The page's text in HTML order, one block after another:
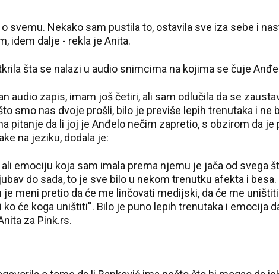
svemu. Nekako sam pustila to, ostavila sve iza sebe i
idem dalje - rekla je Anita.
šta se nalazi u audio snimcima na kojima se čuje
audio zapis, imam još četiri, ali sam odlučila da se
smo nas dvoje prošli, bilo je previše lepih trenutaka i ne
pitanje da li joj je Anđelo nečim zapretio, s obzirom da
na jeziku, dodala je:
emociju koja sam imala prema njemu je jača od svega
do sada, to je sve bilo u nekom trenutku afekta i
je meni pretio da će me linčovati medijski, da će me
ko će koga uništiti''. Bilo je puno lepih trenutaka i emocija
za Pink.rs.